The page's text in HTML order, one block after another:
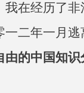
在经历了
二年一月
的中国知